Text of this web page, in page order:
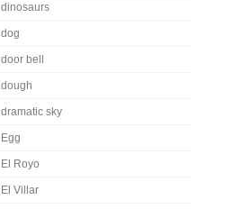
dinosaurs
dog
door bell
dough
dramatic sky
Egg
El Royo
El Villar